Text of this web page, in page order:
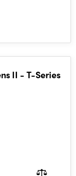
II - T-Series